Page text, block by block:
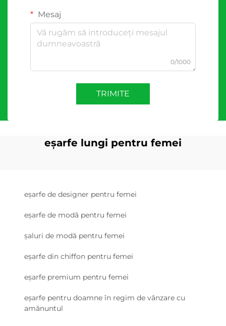
Mesaj
0/1000
TRIMITE
eșarfe lungi pentru femei
eșarfe de designer pentru femei
eșarfe de modă pentru femei
șaluri de modă pentru femei
eșarfe din chiffon pentru femei
eșarfe premium pentru femei
eșarfe pentru doamne în regim de vânzare cu
amănuntul